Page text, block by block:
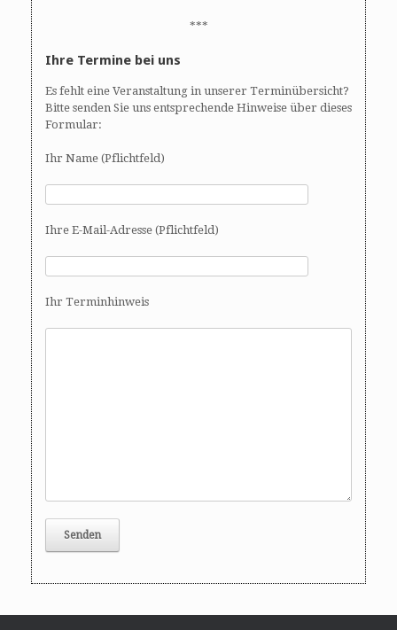
***
Ihre Termine bei uns
Es fehlt eine Veranstaltung in unserer Terminübersicht?
Bitte senden Sie uns entsprechende Hinweise über dieses
Formular:
Ihr Name (Pflichtfeld)
Ihre E-Mail-Adresse (Pflichtfeld)
Ihr Terminhinweis